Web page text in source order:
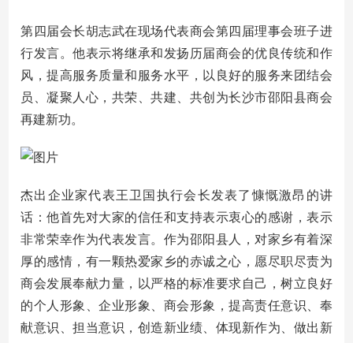
第四届会长胡志武在现场代表商会第四届理事会班子进
行发言。他表示将继承和发扬历届商会的优良传统和作
风，提高服务质量和服务水平，以良好的服务来团结会
员、凝聚人心，共荣、共建、共创为长沙市邵阳县商会
再建新功。
杰出企业家代表王卫国执行会长发表了慷慨激昂的讲
话：他首先对大家的信任和支持表示衷心的感谢，表示
非常荣幸作为代表发言。作为邵阳县人，对家乡有着深
厚的感情，有一颗热爱家乡的赤诚之心，愿尽职尽责为
商会发展奉献力量，以严格的标准要求自己，树立良好
的个人形象、企业形象、商会形象，提高责任意识、奉
献意识、担当意识，创造新业绩、体现新作为、做出新